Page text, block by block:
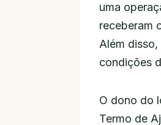
uma
receberam
Além
condições
O dono do
Termo de